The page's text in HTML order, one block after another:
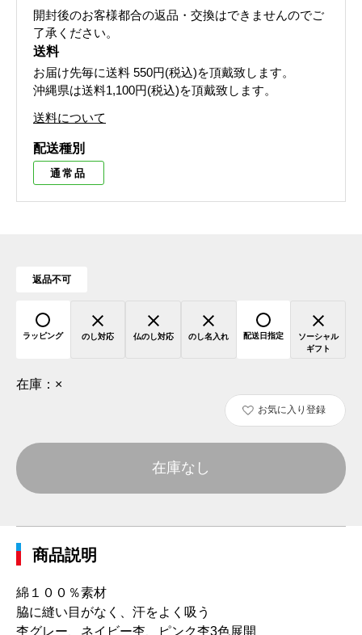
開封後のお客様都合の返品・交換はできませんのでご
了承ください。
送料
お届け先毎に送料 550円(税込)を頂戴致します。
沖縄県は送料1,100円(税込)を頂戴致します。
送料について
配送種別
通常品
返品不可
ラッピング のし対応 仏のし対応 のし名入れ 配送日指定
ソーシャル
ギフト
在庫： ×
お気に入り登録
在庫なし
商品説明
綿１００％素材
脇に縫い目がなく、汗をよく吸う
杢グレー、ネイビー杢、ピンク杢3色展開